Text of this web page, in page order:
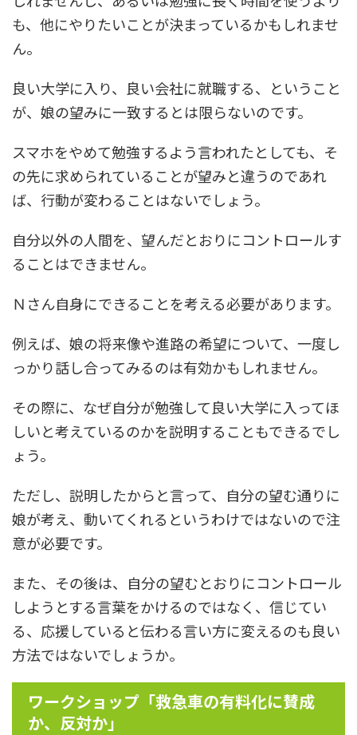
も、他にやりたいことが決まっているかもしれませ
ん。
良い大学に入り、良い会社に就職する、ということ
が、娘の望みに一致するとは限らないのです。
スマホをやめて勉強するよう言われたとしても、そ
の先に求められていることが望みと違うのであれ
ば、行動が変わることはないでしょう。
自分以外の人間を、望んだとおりにコントロールす
ることはできません。
Ｎさん自身にできることを考える必要があります。
例えば、娘の将来像や進路の希望について、一度し
っかり話し合ってみるのは有効かもしれません。
その際に、なぜ自分が勉強して良い大学に入ってほ
しいと考えているのかを説明することもできるでし
ょう。
ただし、説明したからと言って、自分の望む通りに
娘が考え、動いてくれるというわけではないので注
意が必要です。
また、その後は、自分の望むとおりにコントロール
しようとする言葉をかけるのではなく、信じてい
る、応援していると伝わる言い方に変えるのも良い
方法ではないでしょうか。
ワークショップ「救急車の有料化に賛成
か、反対か」